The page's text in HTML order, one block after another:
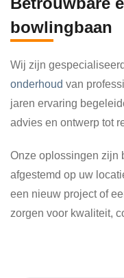
bowlingbaan
Wij zijn
onderhoud van
jaren ervaring
advies en ontwerp tot
Onze oplossingen zijn
afgestemd op uw
een nieuw project of
zorgen voor kwaliteit,